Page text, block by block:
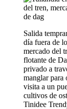
Salida
día fuera de
mercado del
flotante de
privado a
manglar para
visita a un
cultivos de
Tinidee